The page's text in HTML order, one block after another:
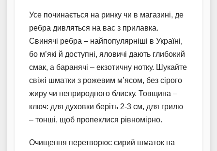
Усе починається на ринку чи в магазині, де
ребра дивляться на вас з прилавка.
Свинячі ребра – найпопулярніші в Україні,
бо м’які й доступні, яловичі дають глибокий
смак, а баранячі – екзотичну нотку. Шукайте
свіжі шматки з рожевим м’ясом, без сірого
жиру чи неприродного блиску. Товщина –
ключ: для духовки беріть 2-3 см, для грилю
– тонші, щоб пропеклися рівномірно.
Очищення перетворює сирий шматок на